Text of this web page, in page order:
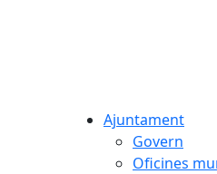
Ajuntament
Govern
Oficines